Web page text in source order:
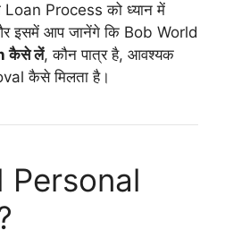
Process को ध्यान में
इसमें आप जानेंगे कि Bob World
कैसे लें, कौन पात्र है, आवश्यक
कैसे मिलता है।
Personal